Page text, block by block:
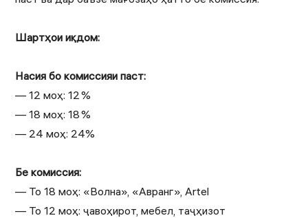
Шартҳои иқдом:
Насия бо комиссияи паст:
— 12 моҳ: 12 %
— 18 моҳ: 18 %
— 24 моҳ: 24%
Бе комиссия:
— То 18 моҳ: «Волна», «Авранг», Artel
— То 12 моҳ: ҷавоҳирот, мебел, таҷҳизот